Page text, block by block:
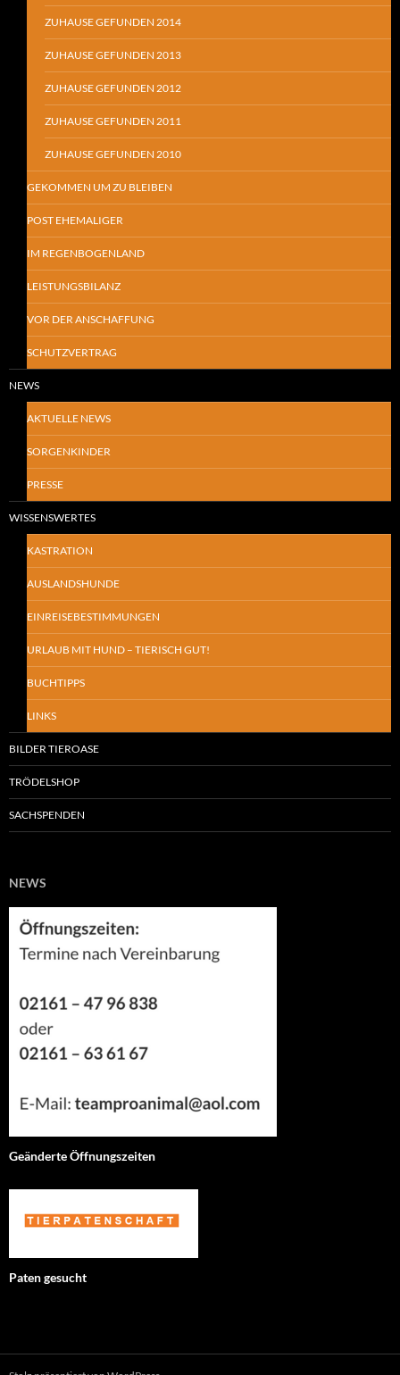
ZUHAUSE GEFUNDEN 2014
ZUHAUSE GEFUNDEN 2013
ZUHAUSE GEFUNDEN 2012
ZUHAUSE GEFUNDEN 2011
ZUHAUSE GEFUNDEN 2010
GEKOMMEN UM ZU BLEIBEN
POST EHEMALIGER
IM REGENBOGENLAND
LEISTUNGSBILANZ
VOR DER ANSCHAFFUNG
SCHUTZVERTRAG
NEWS
AKTUELLE NEWS
SORGENKINDER
PRESSE
WISSENSWERTES
KASTRATION
AUSLANDSHUNDE
EINREISEBESTIMMUNGEN
URLAUB MIT HUND – TIERISCH GUT!
BUCHTIPPS
LINKS
BILDER TIEROASE
TRÖDELSHOP
SACHSPENDEN
NEWS
Geänderte Öffnungszeiten
Paten gesucht